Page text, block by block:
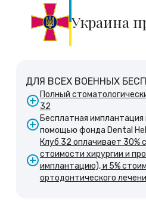
Украина
ДЛЯ ВСЕХ ВОЕННЫХ
Полный
32
Бесплатная
помощью фонда Dental
Клуб 32 оплачивает 30%
стоимости хирургии и
имплантацию), и 5%
ортодонтического